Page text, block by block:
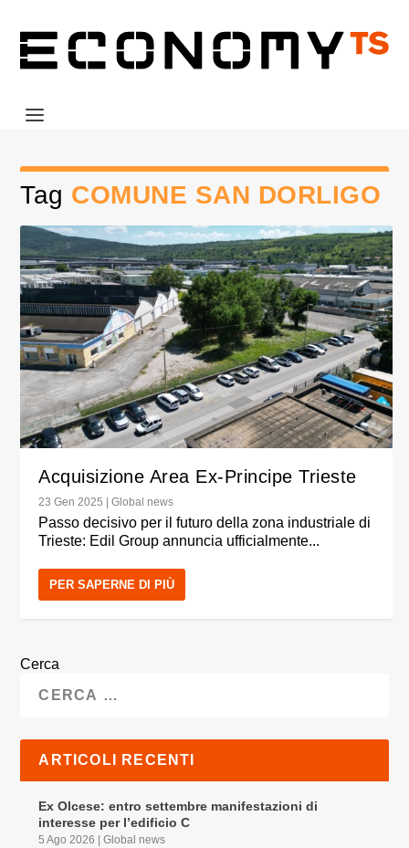
Tag COMUNE SAN DORLIGO
Acquisizione Area Ex-Principe Trieste
23 Gen 2025 |Global news
Passo decisivo per il futuro della zona industriale di
Trieste: Edil Group annuncia ufficialmente...
PER SAPERNE DI PIÙ
Cerca
ARTICOLI RECENTI
Ex Olcese: entro settembre manifestazioni di
interesse per l’edificio C
5 Ago 2026 |Global news